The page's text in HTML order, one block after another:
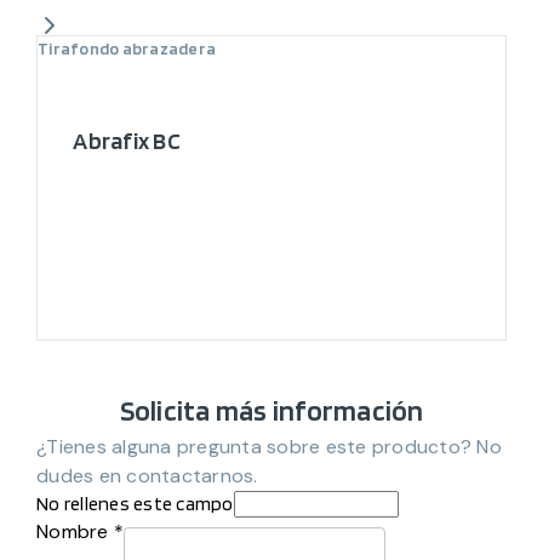
Tirafondo abrazadera
Abrafix BC
Solicita más información
¿Tienes alguna pregunta sobre este producto? No
dudes en contactarnos.
No rellenes este campo
Nombre *